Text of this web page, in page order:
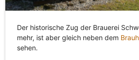
Der historische Zug der Brauerei
mehr, ist aber gleich neben dem
sehen.